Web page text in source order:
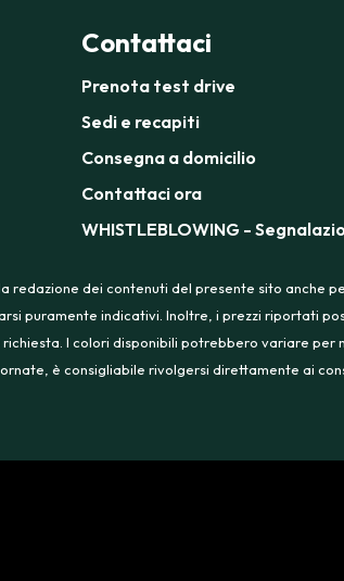
Contattaci
Prenota test drive
Sedi e recapiti
Consegna a domicilio
Contattaci ora
WHISTLEBLOWING -
dei contenuti del presente sito anche
puramente indicativi. Inoltre, i prezzi riportati
I colori disponibili potrebbero variare per
è consigliabile rivolgersi direttamente ai